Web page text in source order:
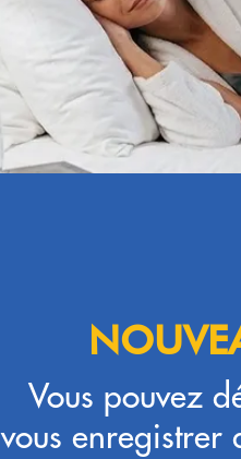
Vous pouvez
vous enregistrer